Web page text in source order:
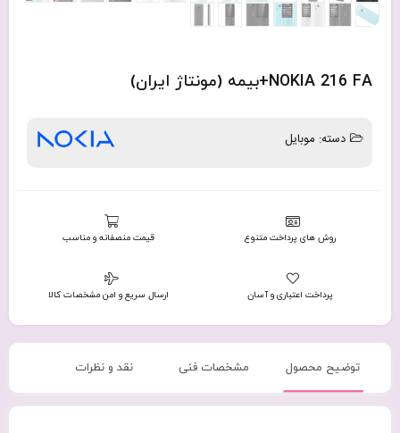
NOKIA 216 FA+بیمه (مونتاژ ایران)
دسته: موبایل
روش های پرداخت متنوع قیمت منصفانه و مناسب
پرداخت اعتباری و آسان ارسال سریع و امن مشخصات کالا
توضیح محصول مشخصات فنی نقد و نظرات